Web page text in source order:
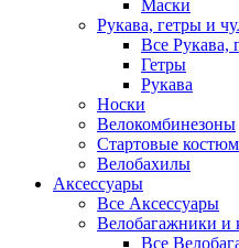
Маски
Рукава, гетры и
Все Рукава,
Гетры
Рукава
Носки
Велокомбинезоны
Стартовые
Велобахилы
Аксессуары
Все Аксессуары
Велобагажники и
Все